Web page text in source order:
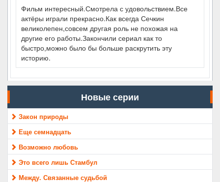
Фильм интересный.Смотрела с удовольствием.Все
актёры играли прекрасно.Как всегда Сечкин
великолепен,совсем другая роль не похожая на
другие его работы.Закончили сериал как то
быстро,можно было бы больше раскрутить эту
историю.
Новые серии
Закон природы
Еще семнадцать
Возможно любовь
Это всего лишь Стамбул
Между. Связанные судьбой